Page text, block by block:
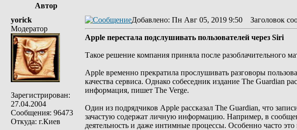
Автор
yorick
Модератор
Зарегистрирован:
27.04.2004
Сообщения: 96473
Откуда: г.Киев
Добавлено: Пн Авг 05, 2019 9:50 Заголовок
Apple перестала подслушивать пользователей через Siri
Такое решение компания приняла после разоблачительного
Apple временно прекратила прослушивать разговоры
качества сервиса. Однако собеседник издание The Guardian
информация, пишет The Verge.
Один из подрядчиков Apple рассказал The Guardian, что
зачастую содержат личную информацию. Например, в
деятельность и даже интимные процессы. Особенно часто